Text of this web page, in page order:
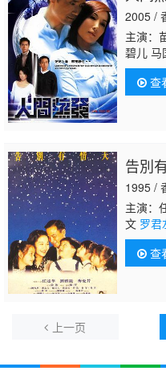
卿 吕剑
生 罗国
2005 /
主演：
碧儿 马
钧 蔡洁
齐 鲁
升 王俊
查
告別
1995 /
主演：
文 罗君
查
上一页